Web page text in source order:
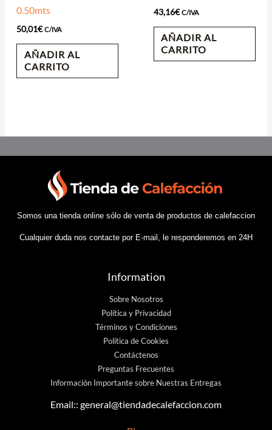
0.50mts
50,01€ C/IVA
AÑADIR AL
CARRITO
43,16€ C/IVA
AÑADIR AL
CARRITO
Somos una tienda online sólo de venta de productos de calefaccion
Cualquier duda nos contacte por E-mail, le responderemos en 24H
Information
Sobre Nosotros
Política y Privacidad
Términos y Condiciones
Política de Cookies
Contáctenos
Preguntas Frecuentes
Información Importante sobre Nuestras Entregas
Email:: general@tiendadecalefaccion.com